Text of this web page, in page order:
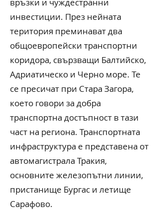
инвестиции. През нейната
територия преминават два
общоевропейски транспортни
коридора, свързващи Балтийско,
Адриатическо и Черно море. Те
се пресичат при Стара Загора,
което говори за добра
транспортна достъпност в тази
част на региона. Транспортната
инфраструктура е представена от
автомагистрала Тракия,
основните железопътни линии,
пристанище Бургас и летище
Сарафово.